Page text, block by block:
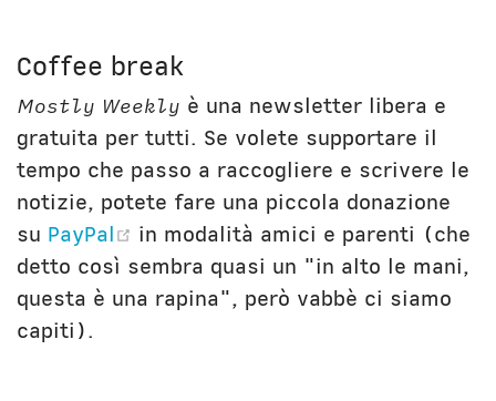
Coffee break
Mostly Weekly è una newsletter libera e
gratuita per tutti. Se volete supportare il
tempo che passo a raccogliere e scrivere le
notizie, potete fare una piccola donazione
su PayPal (opens new window)
in modalità amici e parenti (che
detto così sembra quasi un "in alto le mani,
questa è una rapina", però vabbè ci siamo
capiti).